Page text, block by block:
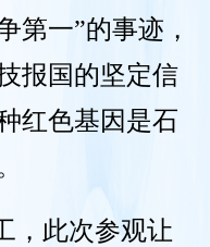
第一”的事迹，
报国的坚定信
红色基因是石
，此次参观让